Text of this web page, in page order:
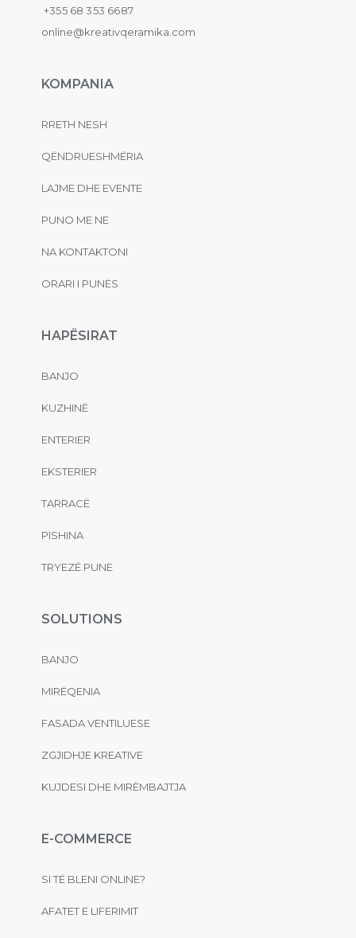
+355 68 353 6687
online@kreativqeramika.com
KOMPANIA
RRETH NESH
QËNDRUESHMËRIA
LAJME DHE EVENTE
PUNO ME NE
NA KONTAKTONI
ORARI I PUNËS
HAPËSIRAT
BANJO
KUZHINË
ENTERIER
EKSTERIER
TARRACË
PISHINA
TRYEZË PUNE
SOLUTIONS
BANJO
MIRËQENIA
FASADA VENTILUESE
ZGJIDHJE KREATIVE
KUJDESI DHE MIRËMBAJTJA
E-COMMERCE
SI TË BLENI ONLINE?
AFATET E LIFERIMIT